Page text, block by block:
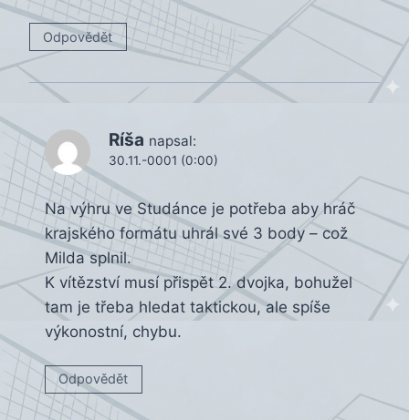
Odpovědět
Ríša napsal:
30.11.-0001 (0:00)
Na výhru ve Studánce je potřeba aby hráč
krajského formátu uhrál své 3 body – což
Milda splnil.
K vítězství musí přispět 2. dvojka, bohužel
tam je třeba hledat taktickou, ale spíše
výkonostní, chybu.
Odpovědět